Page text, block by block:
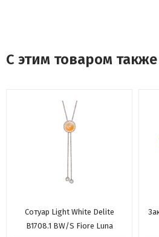
С этим товаром
Сотуар Light White Delite
B1708.1 BW/S Fiore Luna